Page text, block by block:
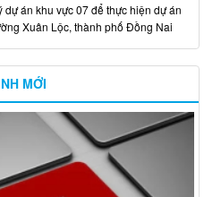
án khu vực 07 để thực hiện dự án
Xuân Lộc, thành phố Đồng Nai
MỚI